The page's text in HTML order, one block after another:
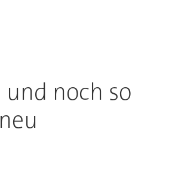
und noch so